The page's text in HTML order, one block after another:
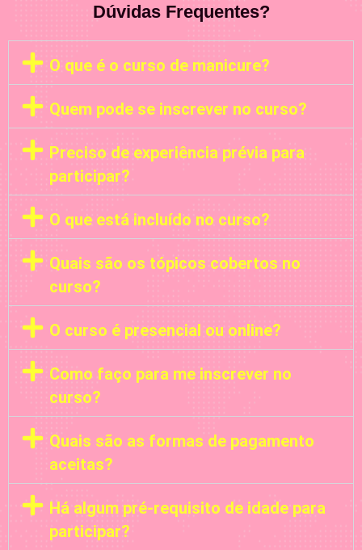
Dúvidas Frequentes?
O que é o curso de manicure?
Quem pode se inscrever no curso?
Preciso de experiência prévia para
participar?
O que está incluído no curso?
Quais são os tópicos cobertos no
curso?
O curso é presencial ou online?
Como faço para me inscrever no
curso?
Quais são as formas de pagamento
aceitas?
Há algum pré-requisito de idade para
participar?